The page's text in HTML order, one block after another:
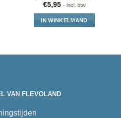
€5,95 - incl. btw
IN WINKELMAND
VAN FLEVOLAND